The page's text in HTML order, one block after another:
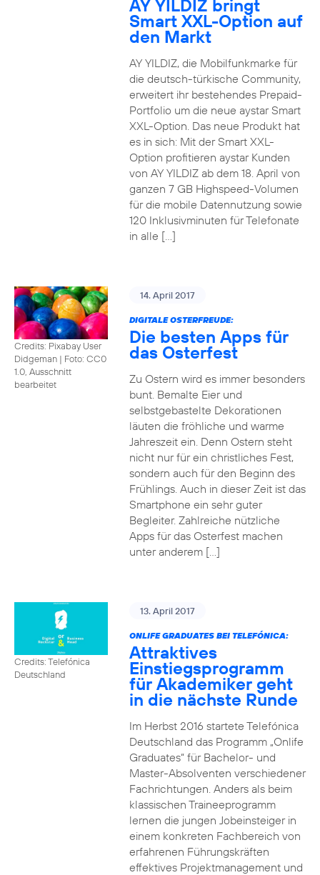
AY YILDIZ bringt
Smart XXL-Option auf
den Markt
AY YILDIZ, die Mobilfunkmarke für
die deutsch-türkische Community,
erweitert ihr bestehendes Prepaid-
Portfolio um die neue aystar Smart
XXL-Option. Das neue Produkt hat
es in sich: Mit der Smart XXL-
Option profitieren aystar Kunden
von AY YILDIZ ab dem 18. April von
ganzen 7 GB Highspeed-Volumen
für die mobile Datennutzung sowie
120 Inklusivminuten für Telefonate
in alle […]
Credits: Pixabay User
Didgeman | Foto: CC0
1.0, Ausschnitt
bearbeitet
14. April 2017
DIGITALE OSTERFREUDE:
Die besten Apps für
das Osterfest
Zu Ostern wird es immer besonders
bunt. Bemalte Eier und
selbstgebastelte Dekorationen
läuten die fröhliche und warme
Jahreszeit ein. Denn Ostern steht
nicht nur für ein christliches Fest,
sondern auch für den Beginn des
Frühlings. Auch in dieser Zeit ist das
Smartphone ein sehr guter
Begleiter. Zahlreiche nützliche
Apps für das Osterfest machen
unter anderem […]
Credits: Telefónica
Deutschland
13. April 2017
ONLIFE GRADUATES BEI TELEFÓNICA:
Attraktives
Einstiegsprogramm
für Akademiker geht
in die nächste Runde
Im Herbst 2016 startete Telefónica
Deutschland das Programm „Onlife
Graduates“ für Bachelor- und
Master-Absolventen verschiedener
Fachrichtungen. Anders als beim
klassischen Traineeprogramm
lernen die jungen Jobeinsteiger in
einem konkreten Fachbereich von
erfahrenen Führungskräften
effektives Projektmanagement und